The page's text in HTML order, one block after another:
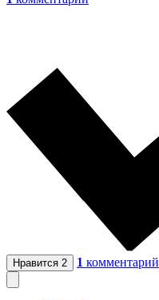
Нравится 2 1 комментарий